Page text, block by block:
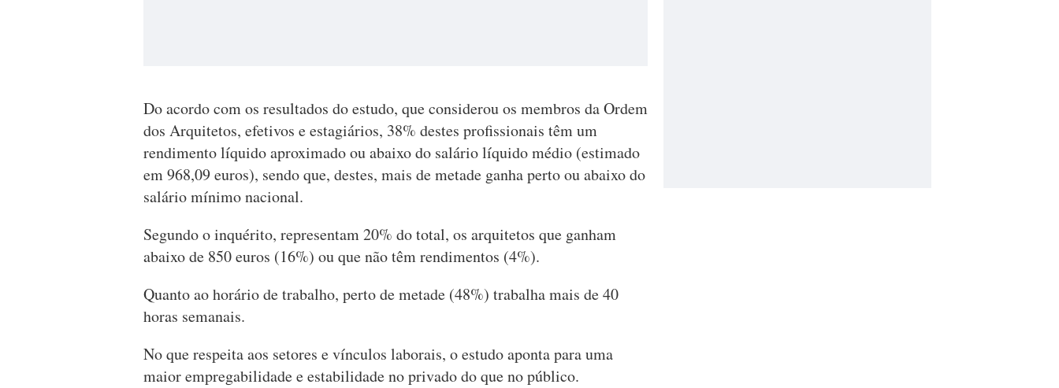
Do acordo com os resultados do estudo, que considerou os membros da Ordem
dos Arquitetos, efetivos e estagiários, 38% destes profissionais têm um
rendimento líquido aproximado ou abaixo do salário líquido médio (estimado
em 968,09 euros), sendo que, destes, mais de metade ganha perto ou abaixo do
salário mínimo nacional.
Segundo o inquérito, representam 20% do total, os arquitetos que ganham
abaixo de 850 euros (16%) ou que não têm rendimentos (4%).
Quanto ao horário de trabalho, perto de metade (48%) trabalha mais de 40
horas semanais.
No que respeita aos setores e vínculos laborais, o estudo aponta para uma
maior empregabilidade e estabilidade no privado do que no público.